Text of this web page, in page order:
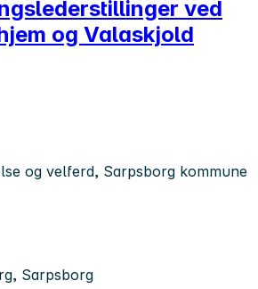
ved
og Valaskjold
og velferd, Sarpsborg kommune
Sarpsborg